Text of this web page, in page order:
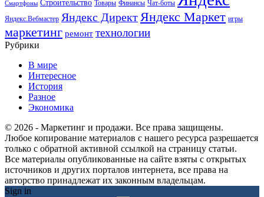
Смартфоны Строительство Товары Финансы Чат-боты
Яндекс.Вебмастер Яндекс ДиректЯндекс Маркет игры
маркетинг ремонт технологии
Рубрики
В мире
Интересное
История
Разное
Экономика
© 2026 - Маркетинг и продажи. Все права защищены.
Любое копирование материалов с нашего ресурса разрешается
только с обратной активной ссылкой на страницу статьи.
Все материалы опубликованные на сайте взяты с открытых
источников и других порталов интернета, все права на
авторство принадлежат их законным владельцам.
Sign in